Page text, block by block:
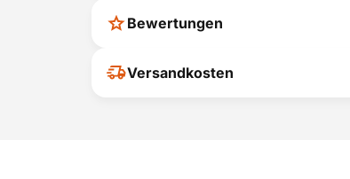
Bewertungen
Ihr Feedback hilft uns, uns ständig zu
Versandkosten